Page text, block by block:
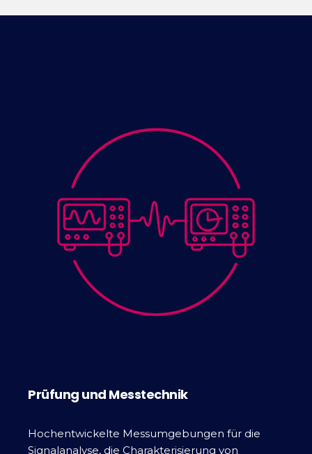
Prüfung und Messtechnik
Hochentwickelte Messumgebungen für die
Signalanalyse, die Charakterisierung von